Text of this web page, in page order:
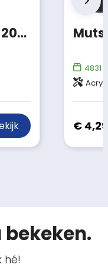
Fleece muts Elliana | 200 g/m²
4831
Acryl
€ 4,29
hé!